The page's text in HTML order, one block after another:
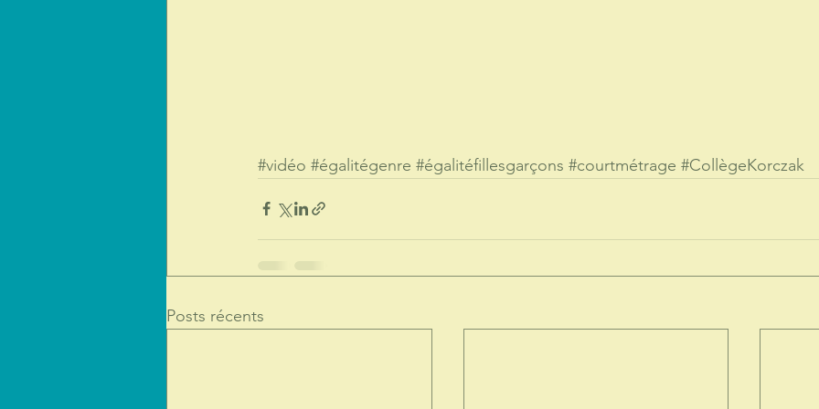
#vidéo #égalitégenre #égalitéfillesgarçons #courtmétrage #CollègeKorczak
Posts récents